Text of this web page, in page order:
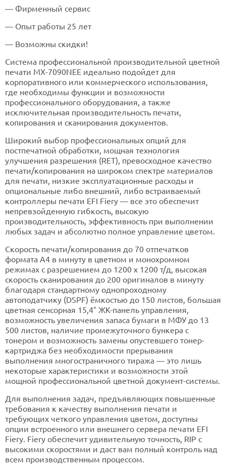
— Фирменный сервис
— Опыт работы 25 лет
— Возможны скидки!
Система профессиональной производительной цветной
печати MX-7090NEE идеально подойдет для
корпоративного или коммерческого использования,
где необходимы функции и возможности
профессионального оборудования, а также
исключительная производительность печати,
копирования и сканирования документов.
Широкий выбор профессиональных опций для
постпечатной обработки, мощная технология
улучшения разрешения (RET), превосходное качество
печати/копирования на широком спектре материалов
для печати, низкие эксплуатационные расходы и
опциональные либо внешний, либо встраиваемый
контроллеры печати EFI Fiery — все это обеспечит
непревзойденную гибкость, высокую
производительность, эффективность при выполнении
любых задач и абсолютно полное управление цветом.
Скорость печати/копирования до 70 отпечатков
формата A4 в минуту в цветном и монохромном
режимах с разрешением до 1200 x 1200 т/д, высокая
скорость сканирования до 200 оригиналов в минуту
благодаря стандартному однопроходному
автоподатчику (DSPF) ёмкостью до 150 листов, большая
цветная сенсорная 15,4″ ЖК-панель управления,
возможность увеличения запаса бумаги в МФУ до 13
500 листов, наличие промежуточного бункера с
тонером и возможность замены опустевшего тонер-
картриджа без необходимости прерывания
выполнения многостраничного тиража — это лишь
некоторые характеристики и возможности этой
мощной профессиональной цветной документ-системы.
Для выполнения задач, предъявляющих повышенные
требования к качеству выполнения печати и
требующих четкого управления цветом, доступны
опции встроенного или внешнего сервера печати EFI
Fiery. Fiery обеспечит удивительную точность, RIP с
высокими скоростями и даст вам полный контроль над
всем производственным процессом.